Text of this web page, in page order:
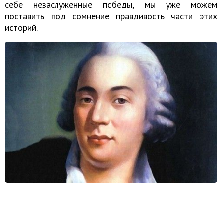
себе незаслуженные победы, мы уже можем
поставить под сомнение правдивость части этих
историй.